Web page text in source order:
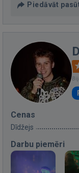
Piedāvāt
Cenas
Dīdžejs
Darbu piemēri